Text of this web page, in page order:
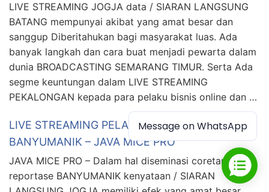
LIVE STREAMING JOGJA data / SIARAN LANGSUNG
BATANG mempunyai akibat yang amat besar dan
sanggup Diberitahukan bagi masyarakat luas. Ada
banyak langkah dan cara buat menjadi pewarta dalam
dunia BROADCASTING SEMARANG TIMUR. Serta Ada
segme keuntungan dalam LIVE STREAMING
PEKALONGAN kepada para pelaku bisnis online dan …
LIVE STREAMING PELAYANAN BROADCASTING
BANYUMANIK – JAVA MICE PRO
JAVA MICE PRO – Dalam hal diseminasi coretan dan
reportase BANYUMANIK kenyataan / SIARAN
Message on WhatsApp